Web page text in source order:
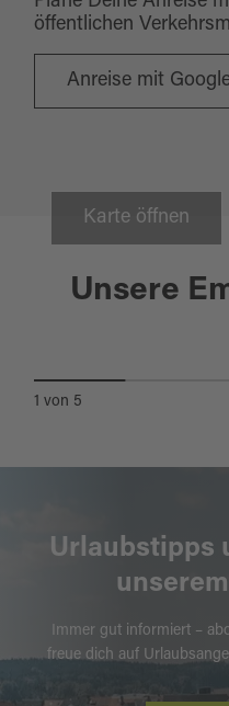
öffentlichen
Anreise mit
Karte öffnen
Unsere
Burglengenfeld
OBERPFÄLZER
1 von 5
Urlaubstipps
Immer gut informiert –
freue dich auf